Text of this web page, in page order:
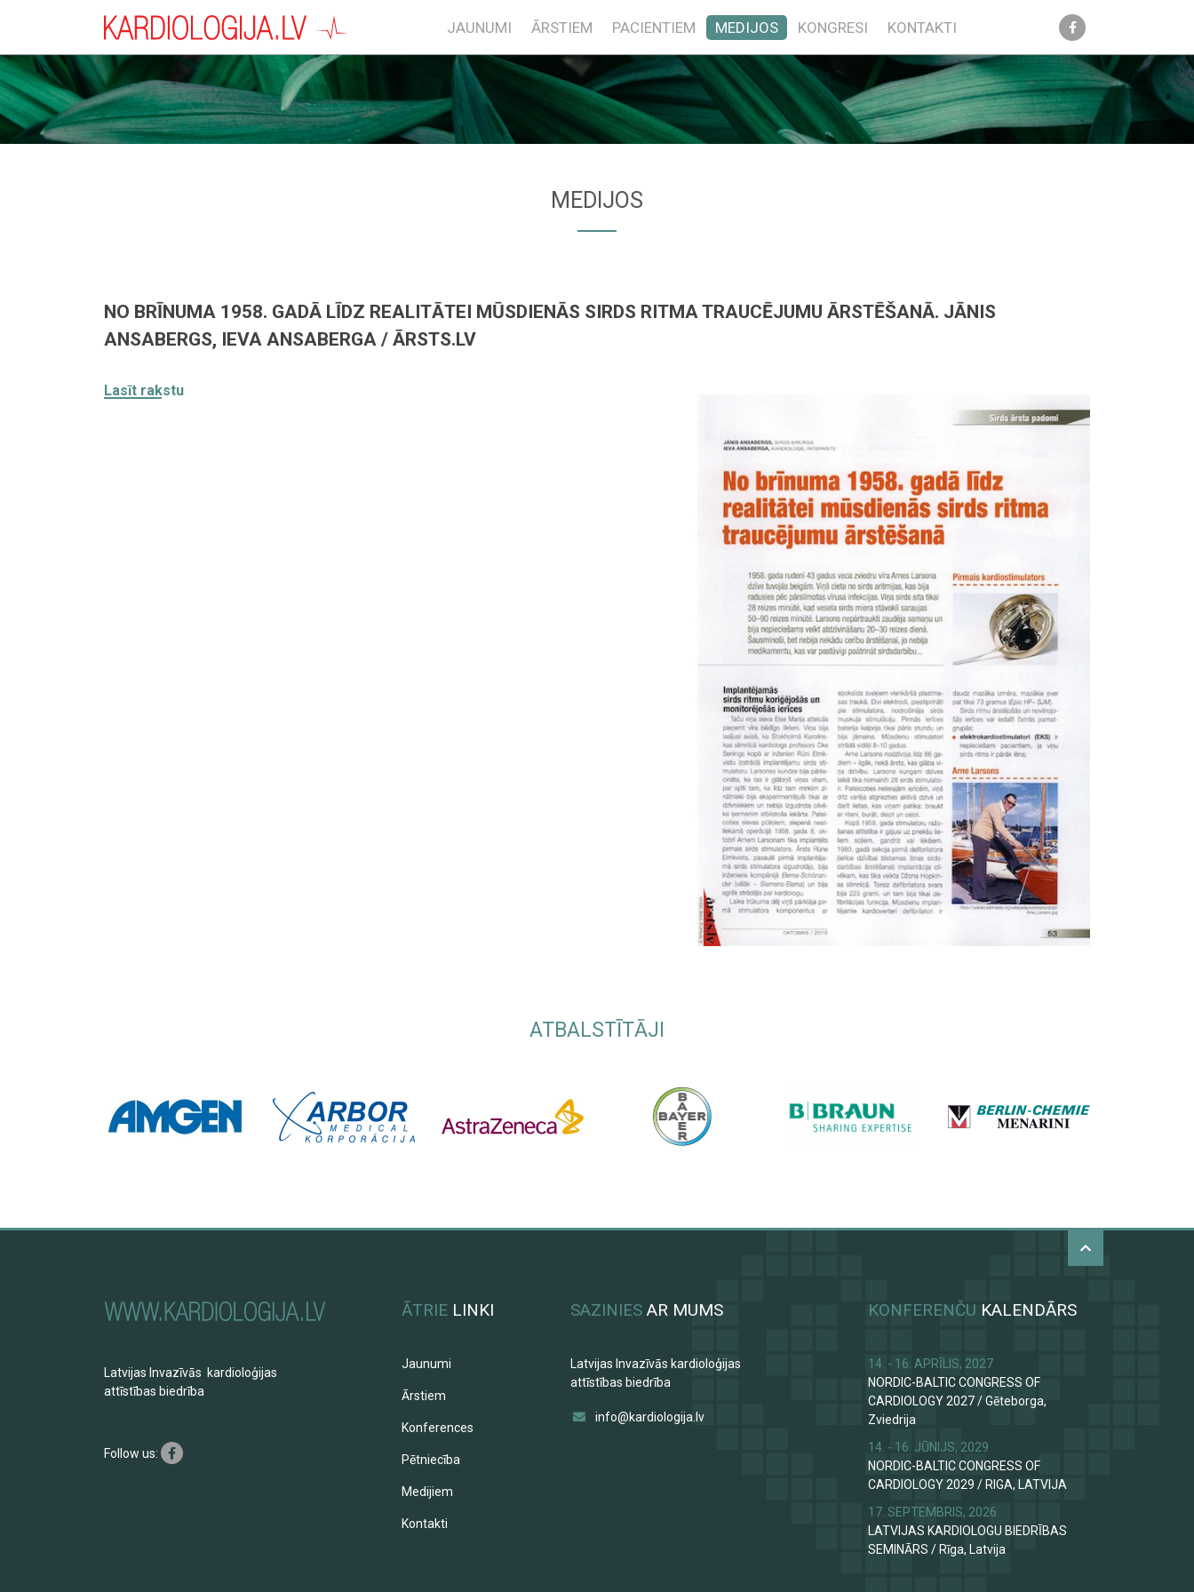
JAUNUMI ĀRSTIEM PACIENTIEM MEDIJOS KONGRESI KONTAKTI
MEDIJOS
NO BRĪNUMA 1958. GADĀ LĪDZ REALITĀTEI MŪSDIENĀS SIRDS RITMA TRAUCĒJUMU ĀRSTĒŠANĀ. JĀNIS
ANSABERGS, IEVA ANSABERGA / ĀRSTS.LV
Lasīt rakstu
ATBALSTĪTĀJI
KONFERENČU KALENDĀRS
14. - 16. APRĪLIS, 2027
NORDIC-BALTIC CONGRESS OF
CARDIOLOGY 2027/Gēteborga,
Zviedrija
14. - 16. JŪNIJS, 2029
NORDIC-BALTIC CONGRESS OF
CARDIOLOGY 2029 / RIGA, LATVIJA
17. SEPTEMBRIS, 2026
LATVIJAS KARDIOLOGU BIEDRĪBAS
SEMINĀRS / Rīga, Latvija
ĀTRIE LINKI
Jaunumi
Ārstiem
Konferences
Pētniecība
Medijiem
Kontakti
SAZINIES AR MUMS
Latvijas Invazīvās kardioloģijas
attīstības biedrība
info@kardiologija.lv
Latvijas Invazīvās kardioloģijas
attīstības biedrība
Follow us: